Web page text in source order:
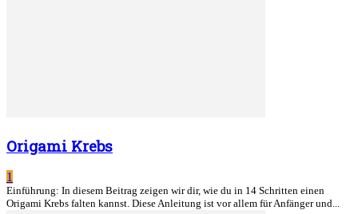
Origami Krebs
1
Einführung: In diesem Beitrag zeigen wir dir, wie du in 14 Schritten einen
Origami Krebs falten kannst. Diese Anleitung ist vor allem für Anfänger und...